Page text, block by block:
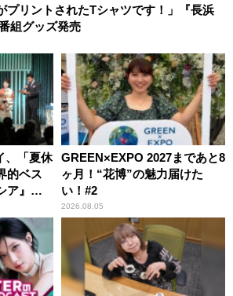
プリントされたTシャツです！」『長浜
組グッズ発売
、「夏休
的ベス
ア』を
GREEN×EXPO 2027まであと8
ヶ月！“花博”の魅力届けた
い！#2
2026.08.05